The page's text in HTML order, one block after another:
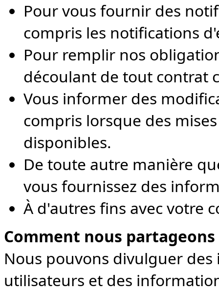
Pour vous fournir des
compris les notifications
Pour remplir nos
découlant de tout contrat
Vous informer des
compris lorsque des
disponibles.
De toute autre manière
vous fournissez des
À d'autres fins avec votre
Comment nous
Nous pouvons divulguer
utilisateurs et des